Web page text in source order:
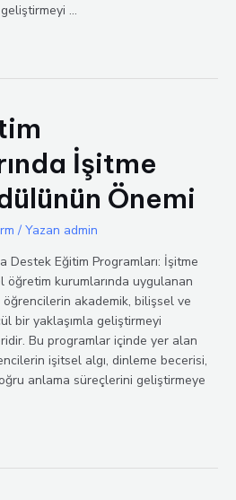
…
İşitme
Önemi
/ Yazan admin
Destek Eğitim Programları: İşitme
öğretim kurumlarında uygulanan
akademik, bilişsel ve
bir yaklaşımla geliştirmeyi
Bu programlar içinde yer alan
işitsel algı, dinleme becerisi,
anlama süreçlerini geliştirmeye